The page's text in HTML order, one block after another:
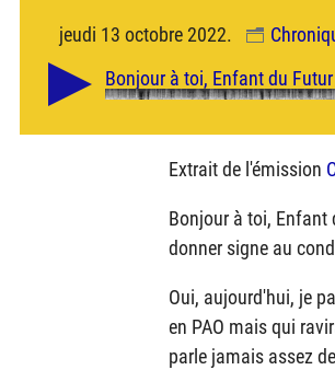
jeudi 13 octobre 2022.
Extrait de l'émission
Bonjour à toi, Enfant
donner signe au
Oui, aujourd'hui, je
en PAO mais qui
parle jamais assez